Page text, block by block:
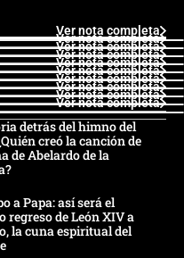
Ver nota completa
Ver nota completa
Ver nota completa
Ver nota completa
Ver nota completa
Ver nota completa
Ver nota completa
Ver nota completa
Ver nota completa
Ver nota completa
detrás del himno del
creó la canción de
de Abelardo de la
a Papa: así será el
regreso de León XIV a
la cuna espiritual del